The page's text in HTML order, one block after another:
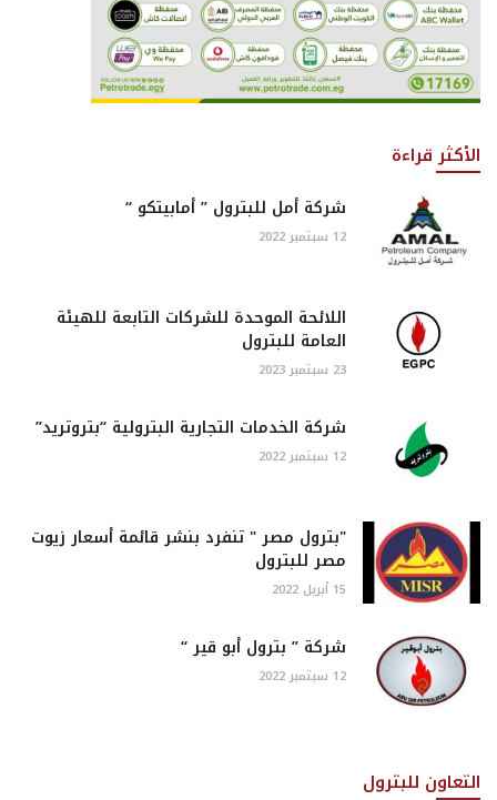
الأكثر قراءة
شركة أمل للبترول ” أمابيتكو “
12 سبتمبر 2022
اللائحة الموحدة للشركات التابعة للهيئة
العامة للبترول
23 سبتمبر 2023
شركة الخدمات التجارية البترولية “بتروتريد”
12 سبتمبر 2022
"بترول مصر " تنفرد بنشر قائمة أسعار زيوت
مصر للبترول
15 أبريل 2022
شركة ” بترول أبو قير “
12 سبتمبر 2022
التعاون للبترول